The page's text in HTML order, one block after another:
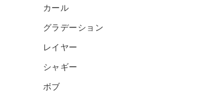
カール
グラデーション
レイヤー
シャギー
ボブ